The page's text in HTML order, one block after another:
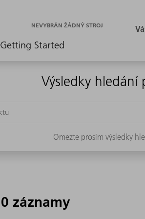
Getting Started
NEVYBRÁN ŽÁDNÝ STROJ
Výsledky
Omezte prosím výsledky
0 záznamy